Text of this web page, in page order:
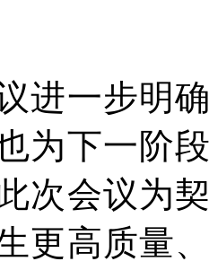
一步明确
为下一阶
次会议为
更高质量